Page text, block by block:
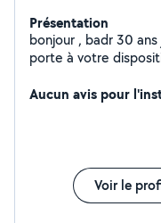
Présentation
bonjour , badr 30 ans je
porte à votre
attractifs- satisfait ou
Aucun avis pour
Voir le